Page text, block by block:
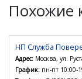
Похожие
НП Служба
Адрес: Москва, ул.
График: пн-пт 10:00-